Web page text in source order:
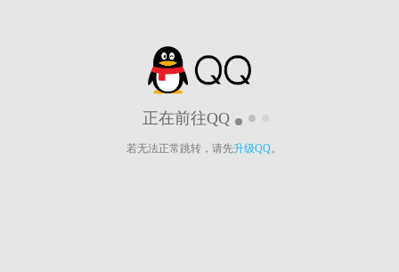
正在前往QQ
若无法正常跳转，请先升级QQ。